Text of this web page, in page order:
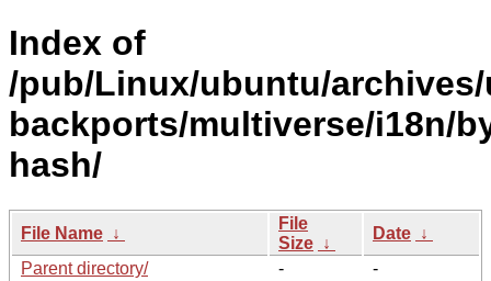
Index of
/pub/Linux/ubuntu/
backports/multiverse/i18n/
hash/
File Name ↓
File
Size ↓
Date ↓
Parent directory/
-
-